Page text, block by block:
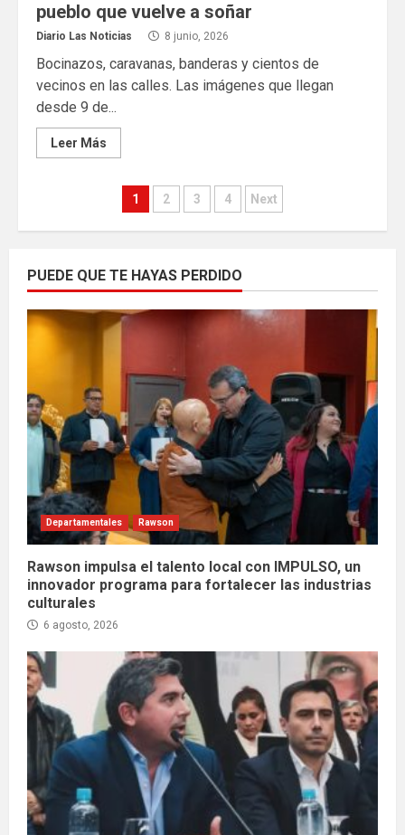
pueblo que vuelve a soñar
Diario Las Noticias 8 junio, 2026
Bocinazos, caravanas, banderas y cientos de
vecinos en las calles. Las imágenes que llegan
desde 9 de...
Leer Más
Paginación
de
1 2 3 4 Next
PUEDE QUE TE HAYAS PERDIDO
Departamentales Rawson
Rawson impulsa el talento local con IMPULSO, un
innovador programa para fortalecer las industrias
culturales
6 agosto, 2026